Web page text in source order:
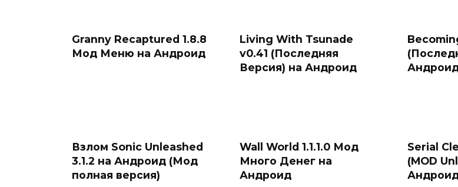
Granny Recaptured 1.8.8
Мод Меню на Андроид
Living With Tsunade
v0.41 (Последняя
Версия) на Андроид
Взлом Sonic Unleashed
3.1.2 на Андроид (Мод
полная версия)
Wall World 1.1.1.0 Мод
Много Денег на
Андроид
Serial
(MOD